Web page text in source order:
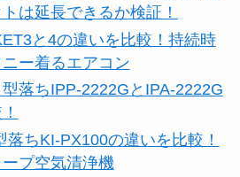
は延長できるか検証！
と4の違いを比較！持続時
ー着るエアコン
落ちIPP-2222GとIPA-2222G
落ちKI-PX100の違いを比較！
プ空気清浄機